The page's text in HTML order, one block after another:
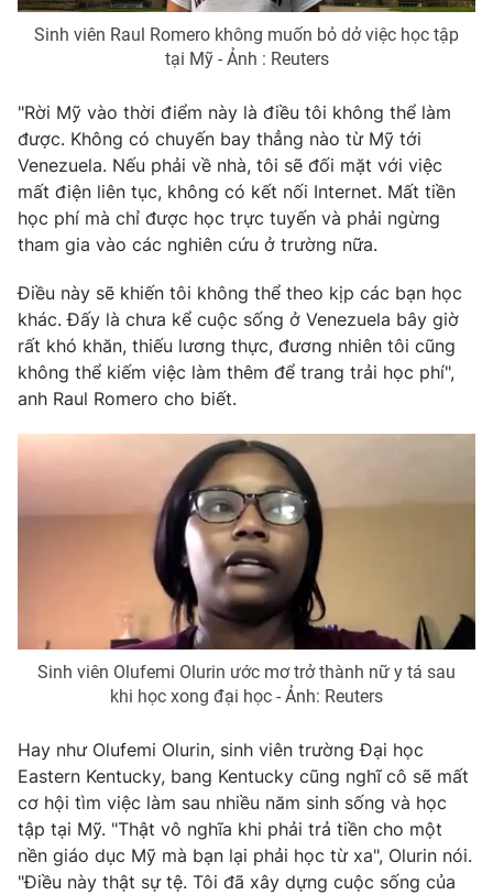
Sinh viên Raul Romero không muốn bỏ dở việc học tập
tại Mỹ - Ảnh : Reuters
"Rời Mỹ vào thời điểm này là điều tôi không thể làm
được. Không có chuyến bay thẳng nào từ Mỹ tới
Venezuela. Nếu phải về nhà, tôi sẽ đối mặt với việc
mất điện liên tục, không có kết nối Internet. Mất tiền
học phí mà chỉ được học trực tuyến và phải ngừng
tham gia vào các nghiên cứu ở trường nữa.
Điều này sẽ khiến tôi không thể theo kịp các bạn học
khác. Đấy là chưa kể cuộc sống ở Venezuela bây giờ
rất khó khăn, thiếu lương thực, đương nhiên tôi cũng
không thể kiếm việc làm thêm để trang trải học phí",
anh Raul Romero cho biết.
Sinh viên Olufemi Olurin ước mơ trở thành nữ y tá sau
khi học xong đại học - Ảnh: Reuters
Hay như Olufemi Olurin, sinh viên trường Đại học
Eastern Kentucky, bang Kentucky cũng nghĩ cô sẽ mất
cơ hội tìm việc làm sau nhiều năm sinh sống và học
tập tại Mỹ. "Thật vô nghĩa khi phải trả tiền cho một
nền giáo dục Mỹ mà bạn lại phải học từ xa", Olurin nói.
"Điều này thật sự tệ. Tôi đã xây dựng cuộc sống của